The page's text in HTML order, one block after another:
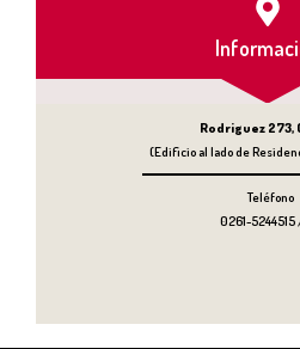
Rodriguez 273,
(Edificio al lado de
Teléfono
0261-5244515